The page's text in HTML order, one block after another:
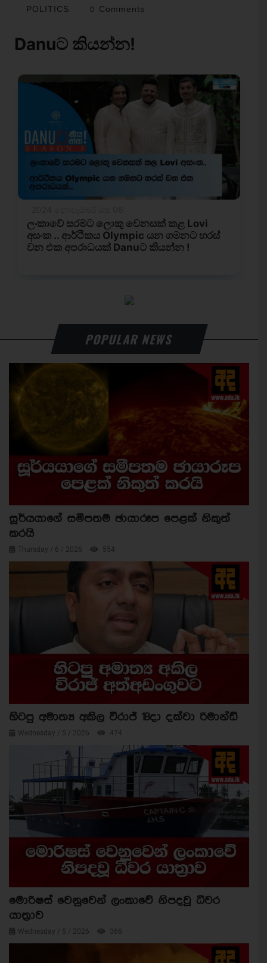
POLITICS 0 Comments
POPULAR NEWS
සූර්යයාගේ සමීපතම ඡායාරූප පෙළක් නිකුත්
කරයි
Thursday / 6 / 2026 554
හිටපු අමාත්‍ය අකිල විරාජ් 18දා දක්වා රිමාන්ඩ්
Wednesday / 5 / 2026 474
මොරිෂස් වෙනුවෙන් ලංකාවේ නිපදවූ ධීවර
යාත්‍රාව
Wednesday / 5 / 2026 366